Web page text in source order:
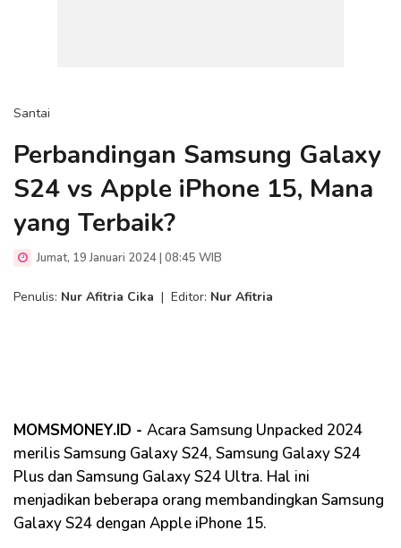
Santai
Perbandingan Samsung Galaxy
S24 vs Apple iPhone 15, Mana
yang Terbaik?
Jumat, 19 Januari 2024 | 08:45 WIB
Penulis: Nur Afitria Cika | Editor: Nur Afitria
MOMSMONEY.ID - Acara Samsung Unpacked 2024
merilis Samsung Galaxy S24, Samsung Galaxy S24
Plus dan Samsung Galaxy S24 Ultra. Hal ini
menjadikan beberapa orang membandingkan Samsung
Galaxy S24 dengan Apple iPhone 15.